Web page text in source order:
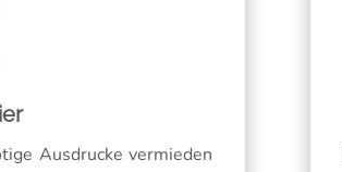
Ausdrucke vermieden